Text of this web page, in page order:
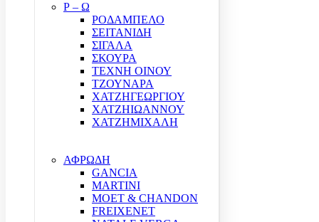
Ρ – Ω
ΡΟΔΑΜΠΕΛΟ
ΣΕΙΤΑΝΙΔΗ
ΣΙΓΑΛΑ
ΣΚΟΥΡΑ
ΤΕΧΝΗ ΟΙΝΟΥ
ΤΖΟΥΝΑΡΑ
ΧΑΤΖΗΓΕΩΡΓΙΟΥ
ΧΑΤΖΗΙΩΑΝΝΟΥ
ΧΑΤΖΗΜΙΧΑΛΗ
ΑΦΡΩΔΗ
GANCIA
MARTINI
MOET & CHANDON
FREIXENET